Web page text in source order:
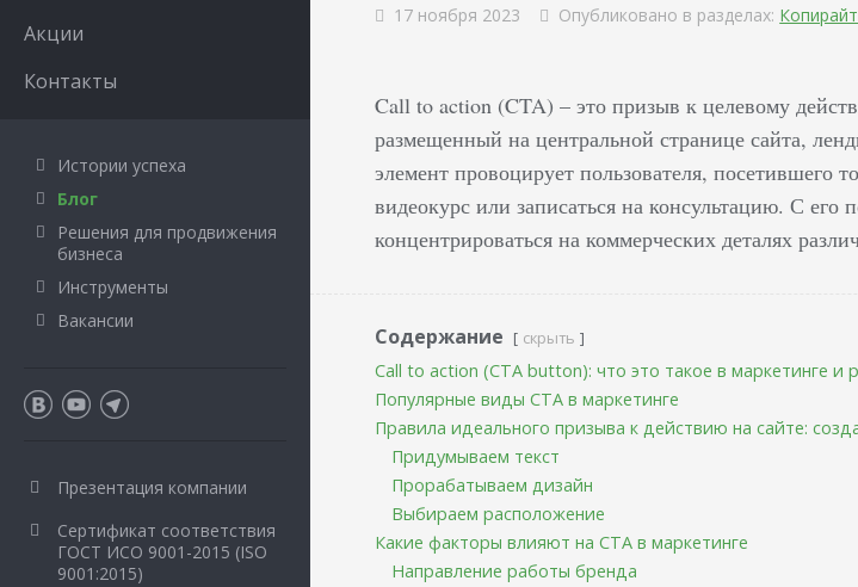
17 ноября 2023 Опубликовано в разделах:
Call to action (CTA) – это призыв к целевому
размещенный на центральной странице сайта,
элемент провоцирует пользователя, посетившего
видеокурс или записаться на консультацию. С
концентрироваться на коммерческих деталях
Содержание скрыть
Call to action (CTA button): что это такое в маркетинге и
Популярные виды СТА в маркетинге
Правила идеального призыва к действию на сайте:
Придумываем текст
Прорабатываем дизайн
Выбираем расположение
Какие факторы влияют на СТА в маркетинге
Направление работы бренда
Акции
Контакты
Истории успеха
Блог
Решения для продвижения
бизнеса
Инструменты
Вакансии
Презентация компании
Сертификат соответствия
ГОСТ ИСО 9001-2015 (ISO
9001:2015)